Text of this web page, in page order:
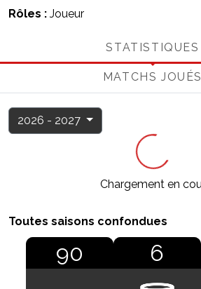
Rôles : Joueur
STATISTIQUES
MATCHS JOUÉS
2026 - 2027
Toutes saisons confondues
90 6